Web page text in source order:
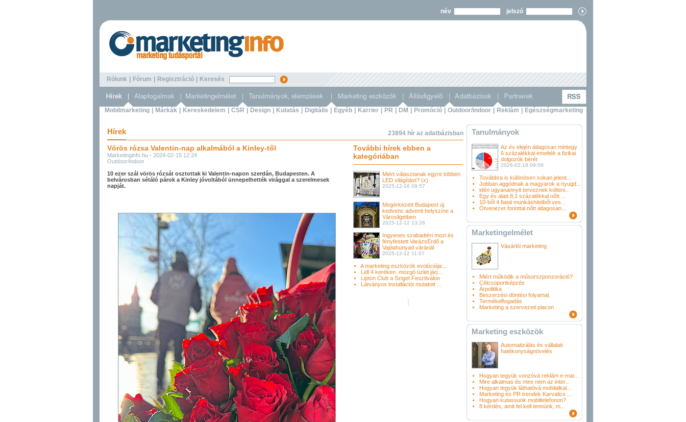
név jelszó
Rólunk Fórum Regisztráció Keresés
Mobilmarketing Márkák Kereskedelem CSR Design Kutatás Digitális Egyéb Karrier PR DM Promóció Outdoor/indoor Reklám Egészségmarketing
Hírek 23894 hír az adatbázisban Tanulmányok
Vörös rózsa Valentin-nap alkalmából a Kinley-től
Marketinginfo.hu - 2024-02-15 12:24
Outdoor/indoor
10 ezer szál vörös rózsát osztottak ki Valentin-napon szerdán, Budapesten. A
belvárosban sétáló párok a Kinley jóvoltából ünnepelhették virággal a szerelmesek
napját.
További hírek ebben a
kategóriában
Miért választanak egyre többen
LED világítást? (x)
2025-12-16 09:57
Megérkezett Budapest új
kedvenc adventi helyszíne a
Városligetben
2025-12-12 13:26
Ingyenes szabadtéri mozi és
fényfestett VarázsErdő a
Vajdahunyad váránál
2025-12-12 11:07
A marketing eszközök evolúciója:...
Lidl 4 keréken: mozgó üzlet járj...
Lipton Club a Sziget Fesztiválon
Látványos installációt mutatott ...
Az év elején átlagosan mintegy
6 százalékkal emelték a fizikai
dolgozók bérét
2026-02-18 09:09
Továbbra is különösen sokan jelent...
Jobban aggódnak a magyarok a nyugd...
idén ugyanannyit terveznek költeni...
Egy év alatt 8,1 százalékkal nőtt ...
10-ből 4 fiatal munkáshitelből ves...
Ötvenezer forinttal nőtt átlagosan...
Marketingelmélet
Vásárlói marketing
Miért működik a műsorszponzoráció?
Célcsoportképzés
Árpolitika
Beszerzési döntési folyamat
Termékelfogadás
Marketing a szervezeti piacon
Marketing eszközök
Automatizálás és vállalati
hatékonyságnövelés
Hogyan tegyük vonzóvá reklám e-mai...
Mire alkalmas és mire nem az inter...
Hogyan tegyük láthatóvá mobilalkal...
Marketing és PR trendek Karvalics ...
Hogyan kutassunk mobiltelefonon?
8 kérdés, amit fel kell tennünk, m...